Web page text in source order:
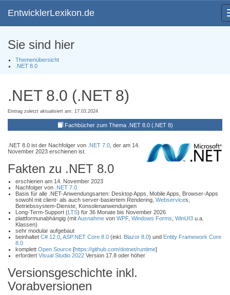
EntwicklerLexikon.de
Sie sind hier
Themenübersicht
.NET 8.0
.NET 8.0 (.NET 8)
Eintrag zuletzt aktualisiert am: 17.03.2024
Fachbücher zum Thema .NET 8.0 (.NET 8)
.NET 8.0 ist der Nachfolger von .NET 7.0 , der am 14.
November 2023 erschienen ist.
Fakten zu .NET 8.0
erschienen am 14. November 2023
Nachfolger von .NET 7.0
Basis für alle .NET-Anwendungsarten: Desktop Apps, Mobile Apps, Browser-Apps
sowohl mit client- als auch server-basiertem Rendering, Webservices,
Betriebssystem-Dienste, Konsolenanwendungen
Long-Term-Support (LTS) für 36 Monate bis November 2026
plattformunabhängig (mitAusnahme von WPF, Windows Forms WinUI3 u.a.
Klassen)
sehr modular aufgebaut
beinhaltet C# 12.0 ASP.NET Core 8.0 (inkl. Blazor 8.0) und Entity Framework Core
8.0
komplett Open Source [https://github.com/dotnet/runtime]
erfordert Visual Studio 2022 Version 17.8 oder höher
Versionsgeschichte inkl.
Vorabversionen